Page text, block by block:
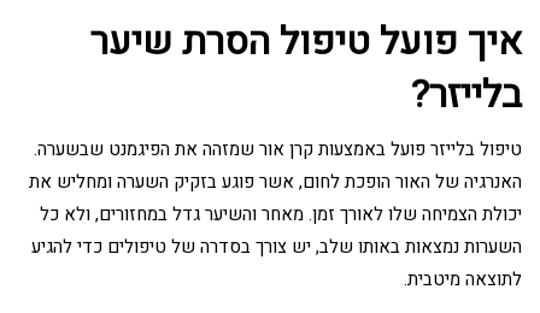
איך פועל טיפול הסרת שיער
בלייזר?
טיפול בלייזר פועל באמצעות קרן אור שמזהה את הפיגמנט שבשערה.
האנרגיה של האור הופכת לחום, אשר פוגע בזקיק השערה ומחליש את
יכולת הצמיחה שלו לאורך זמן. מאחר והשיער גדל במחזורים, ולא כל
השערות נמצאות באותו שלב, יש צורך בסדרה של טיפולים כדי להגיע
לתוצאה מיטבית.